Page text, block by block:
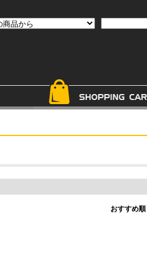
おすすめ順